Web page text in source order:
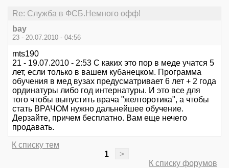
Re: Служба в ФСБ.Немного офф!
bay
23 - 20.07.2010 - 04:56
mts190
21 - 19.07.2010 - 2:53 С каких это пор в меде учатся 5
лет, если только в вашем кубанецком. Программа
обучения в мед вузах предусматривает 6 лет + 2 года
ординатуры либо год интернатуры. И это все для
того чтобы выпустить врача "желторотика", а чтобы
стать ВРАЧОМ нужно дальнейшее обучение.
Дерзайте, причем бесплатно. Вам еще нечего
продавать.
К списку тем
1
>
К списку форумов